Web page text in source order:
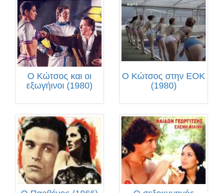
Ο Κώτσος και οι
εξωγήινοι (1980)
Ο Κώτσος στην ΕΟΚ
(1980)